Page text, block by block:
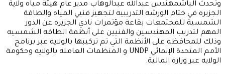
وتحدث الباشمهندس عبدالله عبدالوهاب مدير عام هيئة مياه ولاية
الجزيره في ختام الورشه التدريبيه لتجهيز فنيي المياه والطاقة
الشمسية للمجتمعات بقاعة مؤتمرات نادي الجزيره عن الدور
المهم لتدريب المهندسين والفنيين على أنظمة الطاقه الشمسيه
وذلك للمحافظه على الأنظمة التي تم تركيبها بالولايه عبر برنامج
الأمم المتحدة الإنمائي UNDP و المنظمات العامله بالولايه وحكومة
الولايه عبر وزارة المالية.